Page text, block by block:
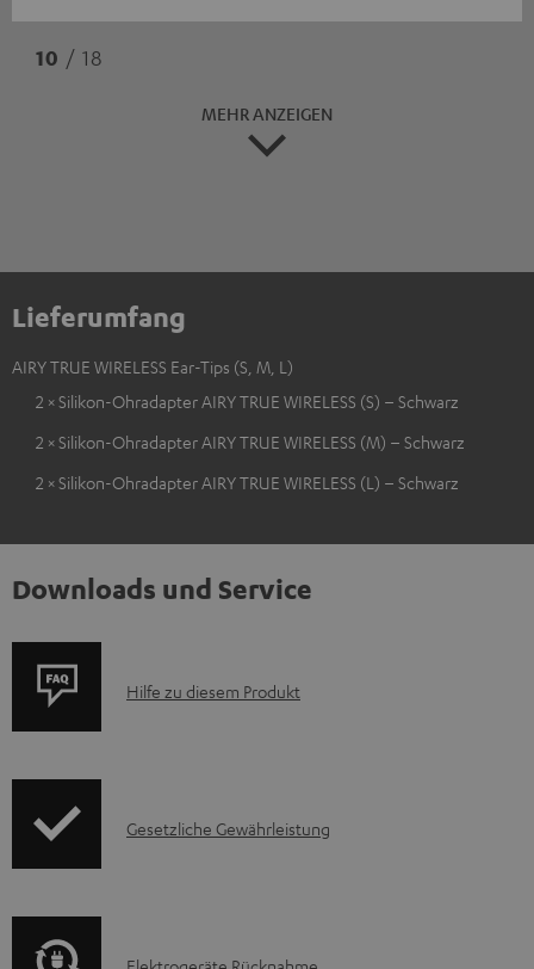
10 / 18
MEHR ANZEIGEN
Lieferumfang
AIRY TRUE WIRELESS Ear-Tips (S, M, L)
2 × Silikon-Ohradapter AIRY TRUE WIRELESS (S) – Schwarz
2 × Silikon-Ohradapter AIRY TRUE WIRELESS (M) – Schwarz
2 × Silikon-Ohradapter AIRY TRUE WIRELESS (L) – Schwarz
Downloads und Service
P
u
Hilfe zu diesem Produkt
IGesetzliche Gewährleistung